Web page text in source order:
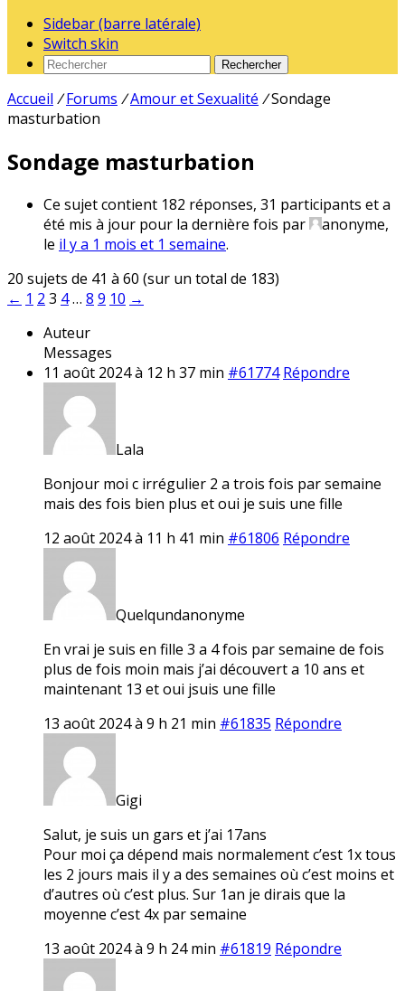
Sidebar (barre latérale)
Switch skin
Rechercher
Accueil / Forums /Amour et Sexualité /Sondage
masturbation
Sondage masturbation
Ce sujet contient 182 réponses, 31 participants et a
été mis à jour pour la dernière fois par
anonyme,
le il y a 1 mois et 1 semaine.
20 sujets de 41 à 60 (sur un total de 183)
← 1 2 3 4… 8 9 10 →
Auteur
Messages
11 août 2024 à 12 h 37 min #61774 Répondre
Lala
Bonjour moi c irrégulier 2 a trois fois par semaine
mais des fois bien plus et oui je suis une fille
12 août 2024 à 11 h 41 min #61806 Répondre
Quelqundanonyme
En vrai je suis en fille 3 a 4 fois par semaine de fois
plus de fois moin mais j’ai découvert a 10 ans et
maintenant 13 et oui jsuis une fille
13 août 2024 à 9 h 21 min #61835 Répondre
Gigi
Salut, je suis un gars et j’ai 17ans
Pour moi ça dépend mais normalement c’est 1x tous
les 2 jours mais il y a des semaines où c’est moins et
d’autres où c’est plus. Sur 1an je dirais que la
moyenne c’est 4x par semaine
13 août 2024 à 9 h 24 min #61819 Répondre